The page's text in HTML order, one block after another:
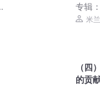
专辑：
米
（四
的贡